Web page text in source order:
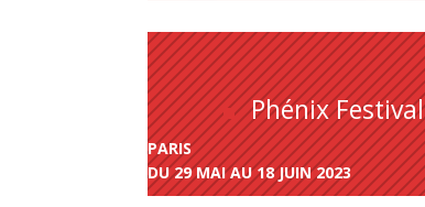
Phénix Festival
PARIS
DU 29 MAI AU 18 JUIN 2023